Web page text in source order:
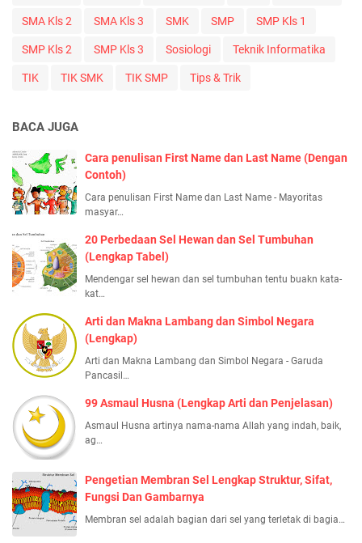
SMA Kls 2 SMA Kls 3 SMK SMP SMP Kls 1
SMP Kls 2 SMP Kls 3 Sosiologi Teknik Informatika
TIK TIK SMK TIK SMP Tips & Trik
BACA JUGA
Cara penulisan First Name dan Last Name (Dengan
Contoh)
Cara penulisan First Name dan Last Name - Mayoritas
masyar…
20 Perbedaan Sel Hewan dan Sel Tumbuhan
(Lengkap Tabel)
Mendengar sel hewan dan sel tumbuhan tentu buakn kata-
kat…
Arti dan Makna Lambang dan Simbol Negara
(Lengkap)
Arti dan Makna Lambang dan Simbol Negara - Garuda
Pancasil…
99 Asmaul Husna (Lengkap Arti dan Penjelasan)
Asmaul Husna artinya nama-nama Allah yang indah, baik,
ag…
Pengetian Membran Sel Lengkap Struktur, Sifat,
Fungsi Dan Gambarnya
Membran sel adalah bagian dari sel yang terletak di bagia…